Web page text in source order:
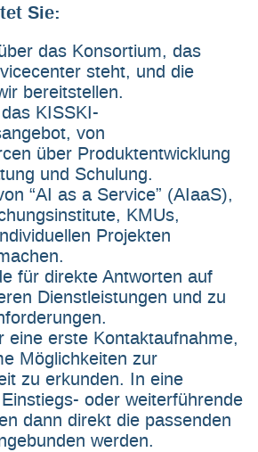
Sie:
das Konsortium, das
steht, und die
bereitstellen.
KISSKI-
von
über Produktentwicklung
und Schulung.
“AI as a Service” (AIaaS),
KMUs,
Projekten
für direkte Antworten auf
Dienstleistungen und zu
eine erste Kontaktaufnahme,
Möglichkeiten zur
zu erkunden. In eine
oder weiterführende
dann direkt die passenden
werden.